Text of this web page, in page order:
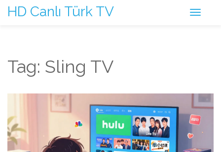
HD Canlı Türk TV
Tag: Sling TV